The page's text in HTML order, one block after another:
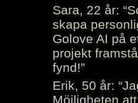
Sara, 22 år:
skapa
Golove AI på
projekt
fynd!”
Erik, 50 år:
Möjligheten